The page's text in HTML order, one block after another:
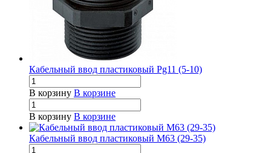
Кабельный ввод пластиковый Pg11 (5-10)
В корзину В корзине
В корзину В корзине
Кабельный ввод пластиковый М63 (29-35)